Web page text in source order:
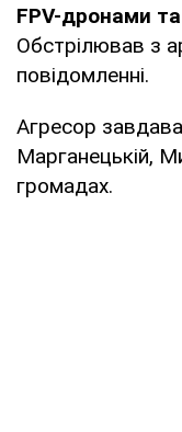
FPV-дронами
Обстрілював з
повідомленні.
Агресор
Марганецькій,
громадах.